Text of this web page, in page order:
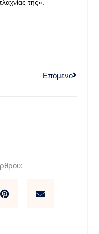
της».
Επόμενο